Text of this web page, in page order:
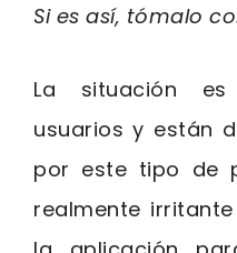
Si es así, tómalo
La situación
usuarios y están
por este tipo de
realmente